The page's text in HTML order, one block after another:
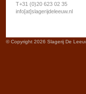
T+31 (0)20 623 02 35
info[at]slagerijdeleeuw.nl
© Copyright 2026 Slagerij De